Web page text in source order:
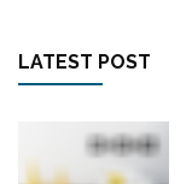
LATEST POST